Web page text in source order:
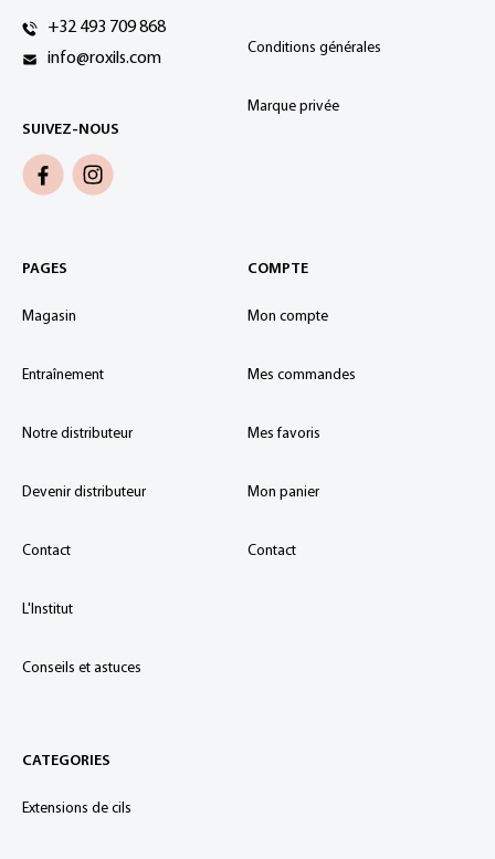
+32 493 709 868
info@roxils.com
SUIVEZ-NOUS
Conditions générales
Marque privée
PAGES
Magasin
Entraînement
Notre distributeur
Devenir distributeur
Contact
L'Institut
Conseils et astuces
COMPTE
Mon compte
Mes commandes
Mes favoris
Mon panier
Contact
CATEGORIES
Extensions de cils